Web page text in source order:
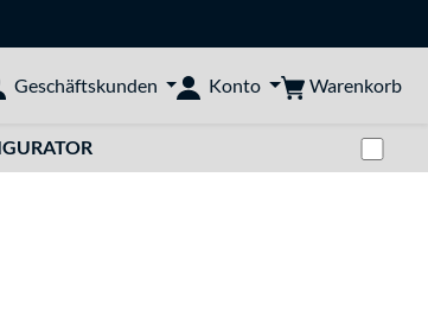
Geschäftskunden Konto Warenkorb